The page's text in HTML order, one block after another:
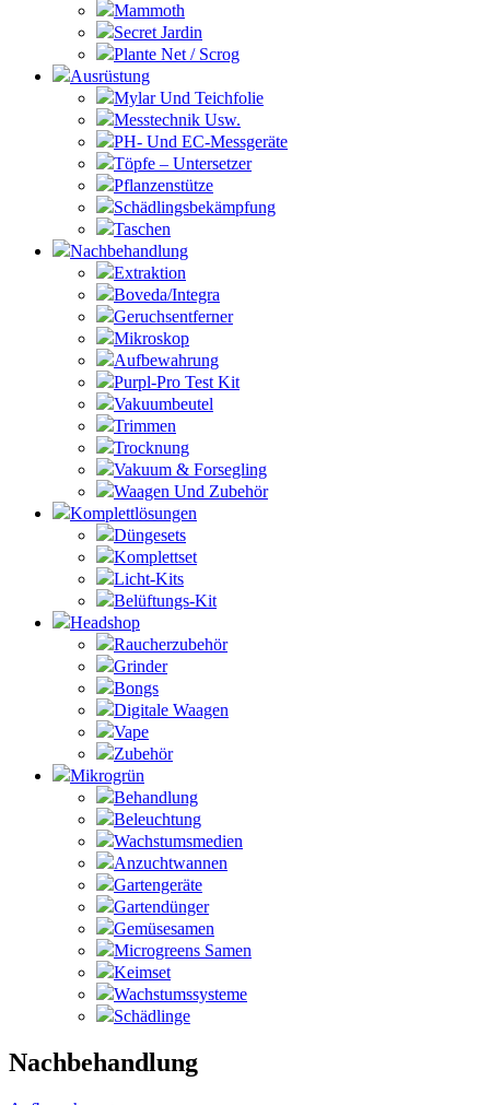
Mammoth
Secret Jardin
Plante Net / Scrog
Ausrüstung
Mylar Und Teichfolie
Messtechnik Usw.
PH- Und EC-Messgeräte
Töpfe – Untersetzer
Pflanzenstütze
Schädlingsbekämpfung
Taschen
Nachbehandlung
Extraktion
Boveda/Integra
Geruchsentferner
Mikroskop
Aufbewahrung
Purpl-Pro Test Kit
Vakuumbeutel
Trimmen
Trocknung
Vakuum & Forsegling
Waagen Und Zubehör
Komplettlösungen
Düngesets
Komplettset
Licht-Kits
Belüftungs-Kit
Headshop
Raucherzubehör
Grinder
Bongs
Digitale Waagen
Vape
Zubehör
Mikrogrün
Behandlung
Beleuchtung
Wachstumsmedien
Anzuchtwannen
Gartengeräte
Gartendünger
Gemüsesamen
Microgreens Samen
Keimset
Wachstumssysteme
Schädlinge
Nachbehandlung